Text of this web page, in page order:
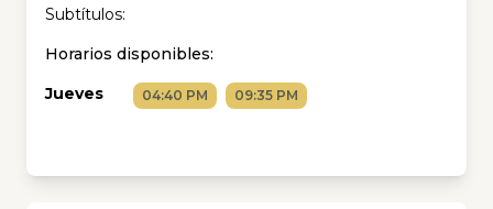
Subtítulos:
Horarios disponibles:
Jueves
04:40 PM 09:35 PM